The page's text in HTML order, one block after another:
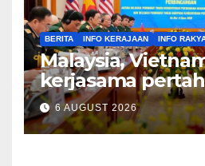
BERITA INFO KERAJAAN INFO
Malaysia,
kerjasama
bidang strategik
AI, perkongsian
Khaled Nordin
6 AUGUST 2026